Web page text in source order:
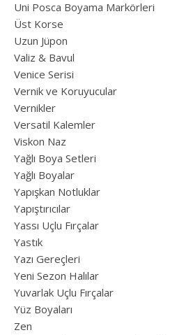
Uni Posca Boyama Markörleri
Üst Korse
Uzun Jüpon
Valiz & Bavul
Venice Serisi
Vernik ve Koruyucular
Vernikler
Versatil Kalemler
Viskon Naz
Yağlı Boya Setleri
Yağlı Boyalar
Yapışkan Notluklar
Yapıştırıcılar
Yassı Uçlu Fırçalar
Yastık
Yazı Gereçleri
Yeni Sezon Halılar
Yuvarlak Uçlu Fırçalar
Yüz Boyaları
Zen